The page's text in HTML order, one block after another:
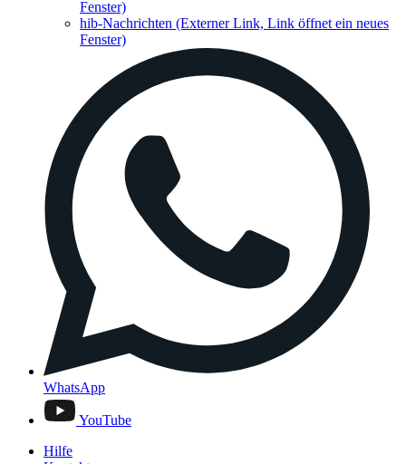
Fenster)
hib-Nachrichten (Externer Link, Link öffnet ein neues
Fenster)
WhatsApp
YouTube
Hilfe